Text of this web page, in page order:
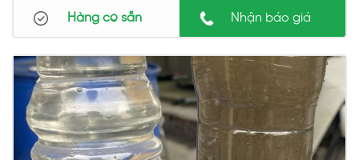
máy móc và linh kiện phức tạp. Bảo trì định kỳ giúp đảm
của chúng và ngăn chặn sự hỏng hóc hoặc suy giảm
hiệu suất.
Dùng năng lượng và tài nguyên hiệu quả: Hệ thống xử lý
nước tiêu tốn nhiều năng lượng và tài nguyên. Bằng cách
Hàng có sẵn Nhận báo giá